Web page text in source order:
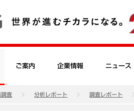
ご案内 企業情報 ニュース
調査 分析レポート 調査レポート